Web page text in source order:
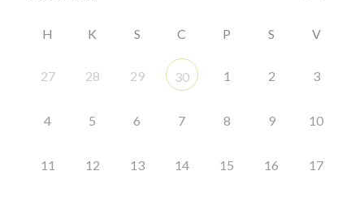
H K S C P S V
27 28 29 30 1 2 3
4 5 6 7 8 9 10
11 12 13 14 15 16 17